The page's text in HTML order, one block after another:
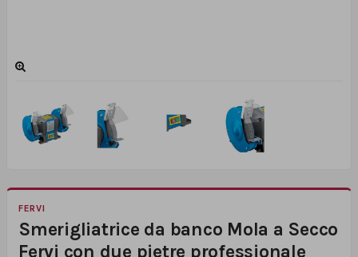
FERVI
Smerigliatrice da banco Mola a Secco
Fervi con due pietre professionale